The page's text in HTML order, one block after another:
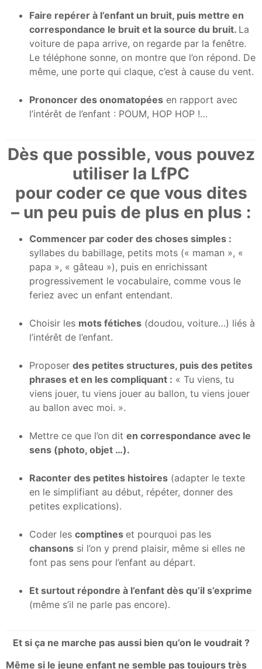
Faire repérer à l’enfant un bruit, puis mettre en
correspondance le bruit et la source du bruit. La
voiture de papa arrive, on regarde par la fenêtre.
Le téléphone sonne, on montre que l’on répond. De
même, une porte qui claque, c’est à cause du vent.
Prononcer des onomatopées en rapport avec
l’intérêt de l’enfant : POUM, HOP HOP !…
Dès que possible, vous pouvez
utiliser la LfPC
pour coder ce que vous dites
– un peu puis de plus en plus :
Commencer par coder des choses simples :
syllabes du babillage, petits mots (« maman », «
papa », « gâteau »), puis en enrichissant
progressivement le vocabulaire, comme vous le
feriez avec un enfant entendant.
Choisir les mots fétiches (doudou, voiture…) liés à
l’intérêt de l’enfant.
Proposer des petites structures, puis des petites
phrases et en les compliquant : « Tu viens, tu
viens jouer, tu viens jouer au ballon, tu viens jouer
au ballon avec moi. ».
Mettre ce que l’on dit en correspondance avec le
sens (photo, objet …).
Raconter des petites histoires (adapter le texte
en le simplifiant au début, répéter, donner des
petites explications).
Coder les comptines et pourquoi pas les
chansons si l’on y prend plaisir, même si elles ne
font pas sens pour l’enfant au départ.
Et surtout répondre à l’enfant dès qu’il s’exprime
(même s’il ne parle pas encore).
Et si ça ne marche pas aussi bien qu’on le voudrait ?
Même si le jeune enfant ne semble pas toujours très